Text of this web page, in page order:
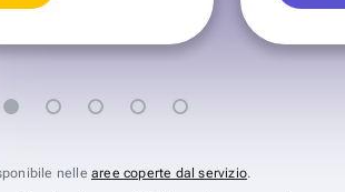
nelle aree coperte dal servizio.